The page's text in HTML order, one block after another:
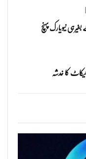
نیویارک پہنچ
کا خدشہ